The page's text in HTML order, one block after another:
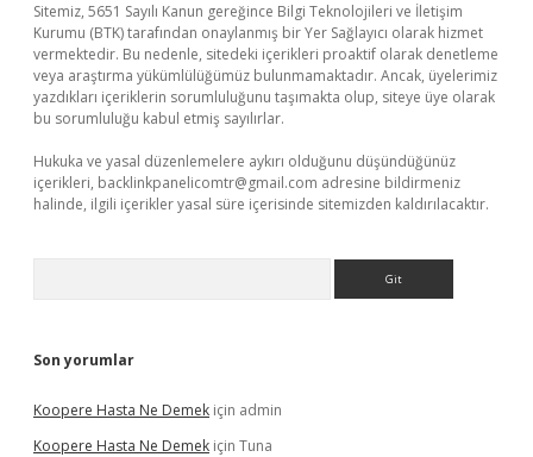
Sitemiz, 5651 Sayılı Kanun gereğince Bilgi Teknolojileri ve İletişim
Kurumu (BTK) tarafından onaylanmış bir Yer Sağlayıcı olarak hizmet
vermektedir. Bu nedenle, sitedeki içerikleri proaktif olarak denetleme
veya araştırma yükümlülüğümüz bulunmamaktadır. Ancak, üyelerimiz
yazdıkları içeriklerin sorumluluğunu taşımakta olup, siteye üye olarak
bu sorumluluğu kabul etmiş sayılırlar.
Hukuka ve yasal düzenlemelere aykırı olduğunu düşündüğünüz
içerikleri, backlinkpanelicomtr@gmail.com adresine bildirmeniz
halinde, ilgili içerikler yasal süre içerisinde sitemizden kaldırılacaktır.
Son yorumlar
Koopere Hasta Ne Demek için admin
Koopere Hasta Ne Demek için Tuna